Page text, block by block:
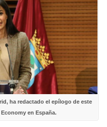
ha redactado el epílogo de este
en España.